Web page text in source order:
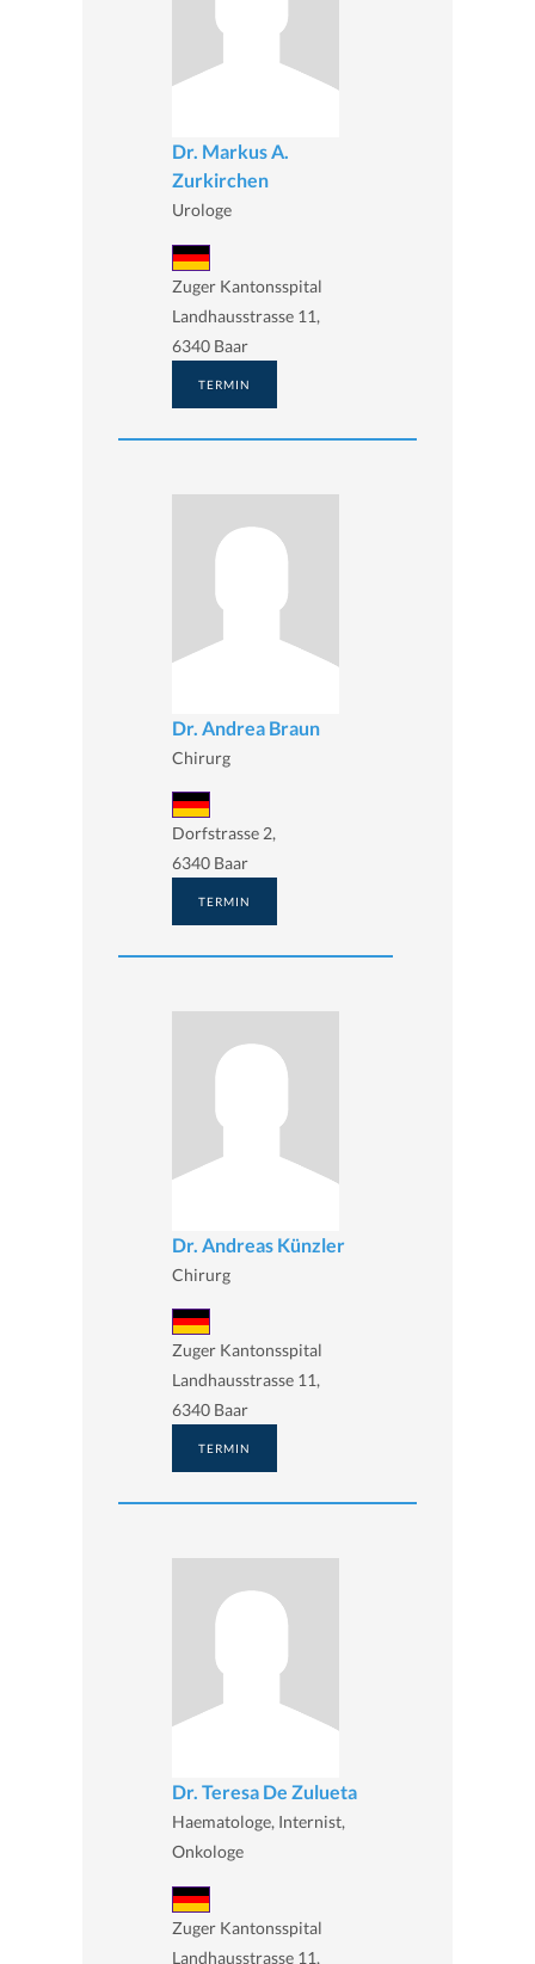
Dr. Markus A.
Zurkirchen
Urologe
Zuger Kantonsspital
Landhausstrasse 11,
6340 Baar
TERMIN
Dr. Andrea Braun
Chirurg
Dorfstrasse 2,
6340 Baar
TERMIN
Dr. Andreas Künzler
Chirurg
Zuger Kantonsspital
Landhausstrasse 11,
6340 Baar
TERMIN
Dr. Teresa De Zulueta
Haematologe, Internist,
Onkologe
Zuger Kantonsspital
Landhausstrasse 11,